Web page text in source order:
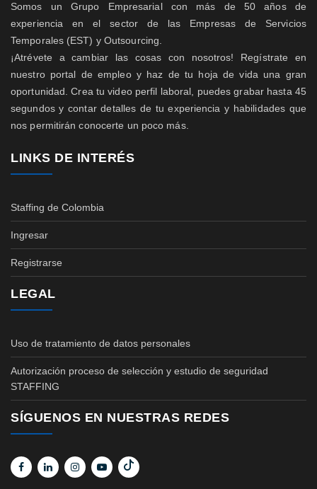
Somos un Grupo Empresarial con más de 50 años de
experiencia en el sector de las Empresas de Servicios
Temporales (EST) y Outsourcing.
¡Atrévete a cambiar las cosas con nosotros! Regístrate en
nuestro portal de empleo y haz de tu hoja de vida una gran
oportunidad. Crea tu video perfil laboral, puedes grabar hasta 45
segundos y contar detalles de tu experiencia y habilidades que
nos permitirán conocerte un poco más.
LINKS DE INTERÉS
Staffing de Colombia
Ingresar
Registrarse
LEGAL
Uso de tratamiento de datos personales
Autorización proceso de selección y estudio de seguridad
STAFFING
SÍGUENOS EN NUESTRAS REDES